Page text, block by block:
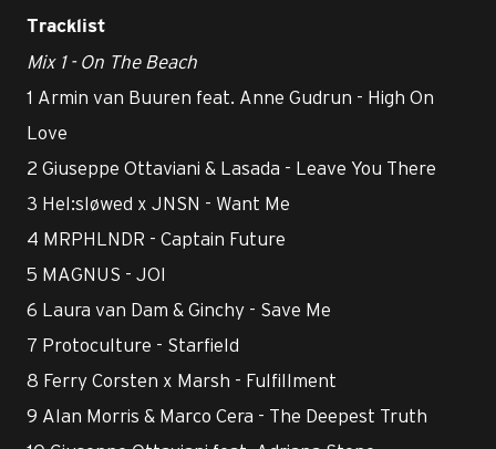
Tracklist
Mix 1 - On The Beach
1 Armin van Buuren feat. Anne Gudrun - High On
Love
2 Giuseppe Ottaviani & Lasada - Leave You There
3 Hel:sløwed x JNSN - Want Me
4 MRPHLNDR - Captain Future
5 MAGNUS - JOI
6 Laura van Dam & Ginchy - Save Me
7 Protoculture - Starfield
8 Ferry Corsten x Marsh - Fulfillment
9 Alan Morris & Marco Cera - The Deepest Truth